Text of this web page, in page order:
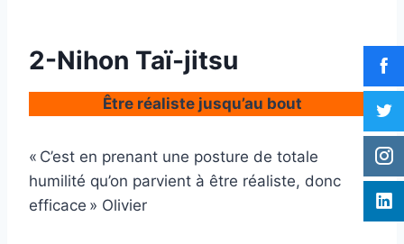
2-Nihon Taï-jitsu
Être réaliste jusqu’au bout
« C’est en prenant une posture de totale
humilité qu’on parvient à être réaliste, donc
efficace » Olivier